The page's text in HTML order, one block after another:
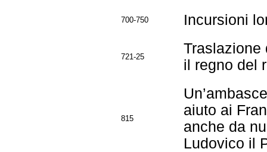
700-750 Incursioni
721-25
Traslazione
il regno del
815
aiuto ai
anche da
Ludovico il